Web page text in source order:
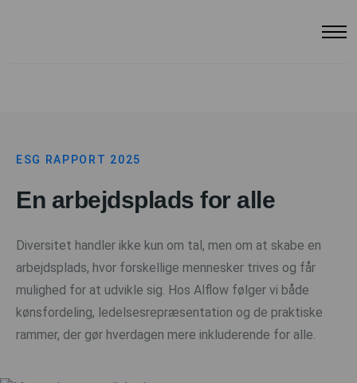
ESG RAPPORT 2025
En arbejdsplads for alle
Diversitet handler ikke kun om tal, men om at skabe en
arbejdsplads, hvor forskellige mennesker trives og får
mulighed for at udvikle sig. Hos Alflow følger vi både
kønsfordeling, ledelsesrepræsentation og de praktiske
rammer, der gør hverdagen mere inkluderende for alle.